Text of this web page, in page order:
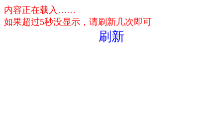
内容正在载入……
如果超过5秒没显示，请刷新几次即可
刷新